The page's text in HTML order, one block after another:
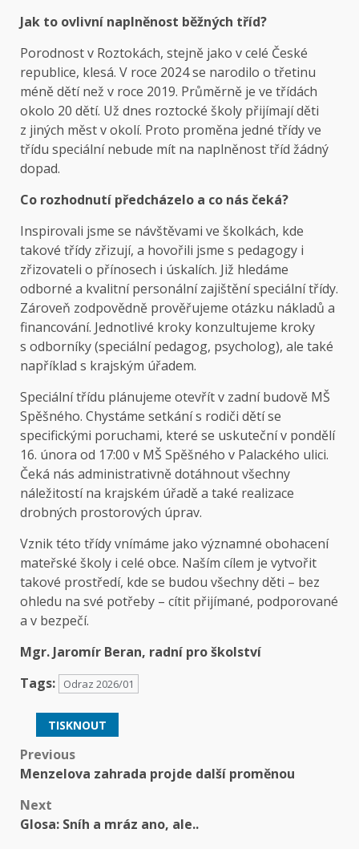
Jak to ovlivní naplněnost běžných tříd?
Porodnost v Roztokách, stejně jako v celé České
republice, klesá. V roce 2024 se narodilo o třetinu
méně dětí než v roce 2019. Průměrně je ve třídách
okolo 20 dětí. Už dnes roztocké školy přijímají děti
z jiných měst v okolí. Proto proměna jedné třídy ve
třídu speciální nebude mít na naplněnost tříd žádný
dopad.
Co rozhodnutí předcházelo a co nás čeká?
Inspirovali jsme se návštěvami ve školkách, kde
takové třídy zřizují, a hovořili jsme s pedagogy i
zřizovateli o přínosech i úskalích. Již hledáme
odborné a kvalitní personální zajištění speciální třídy.
Zároveň zodpovědně prověřujeme otázku nákladů a
financování. Jednotlivé kroky konzultujeme kroky
s odborníky (speciální pedagog, psycholog), ale také
například s krajským úřadem.
Speciální třídu plánujeme otevřít v zadní budově MŠ
Spěšného. Chystáme setkání s rodiči dětí se
specifickými poruchami, které se uskuteční v pondělí
16. února od 17:00 v MŠ Spěšného v Palackého ulici.
Čeká nás administrativně dotáhnout všechny
náležitostí na krajském úřadě a také realizace
drobných prostorových úprav.
Vznik této třídy vnímáme jako významné obohacení
mateřské školy i celé obce. Naším cílem je vytvořit
takové prostředí, kde se budou všechny děti – bez
ohledu na své potřeby – cítit přijímané, podporované
a v bezpečí.
Mgr. Jaromír Beran, radní pro školství
Tags:
Odraz 2026/01
TISKNOUT
Post
Previous
Menzelova zahrada projde další proměnou
Next
Glosa: Sníh a mráz ano, ale..